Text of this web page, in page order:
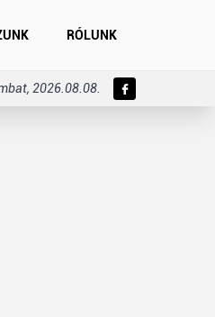
RÓLUNK
2026.08.08.